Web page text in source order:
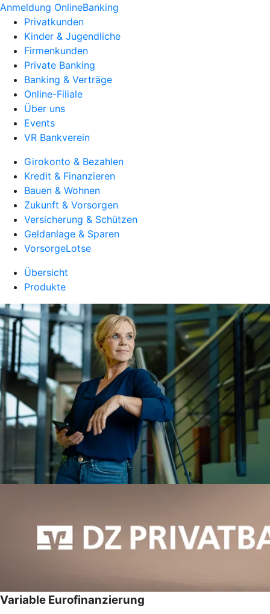
Anmeldung OnlineBanking
Privatkunden
Kinder & Jugendliche
Firmenkunden
Private Banking
Banking & Verträge
Online-Filiale
Über uns
Events
VR Bankverein
Girokonto & Bezahlen
Kredit & Finanzieren
Bauen & Wohnen
Zukunft & Vorsorgen
Versicherung & Schützen
Geldanlage & Sparen
VorsorgeLotse
Übersicht
Produkte
Variable Eurofinanzierung